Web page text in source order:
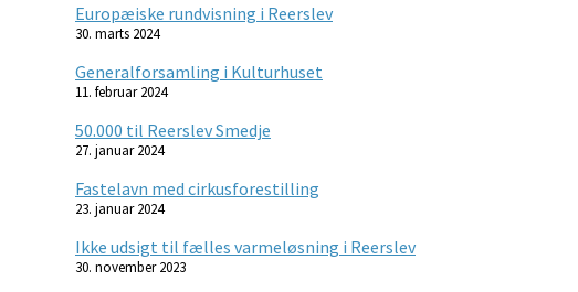
Europæiske rundvisning i Reerslev
30. marts 2024
Generalforsamling i Kulturhuset
11. februar 2024
50.000 til Reerslev Smedje
27. januar 2024
Fastelavn med cirkusforestilling
23. januar 2024
Ikke udsigt til fælles varmeløsning i Reerslev
30. november 2023